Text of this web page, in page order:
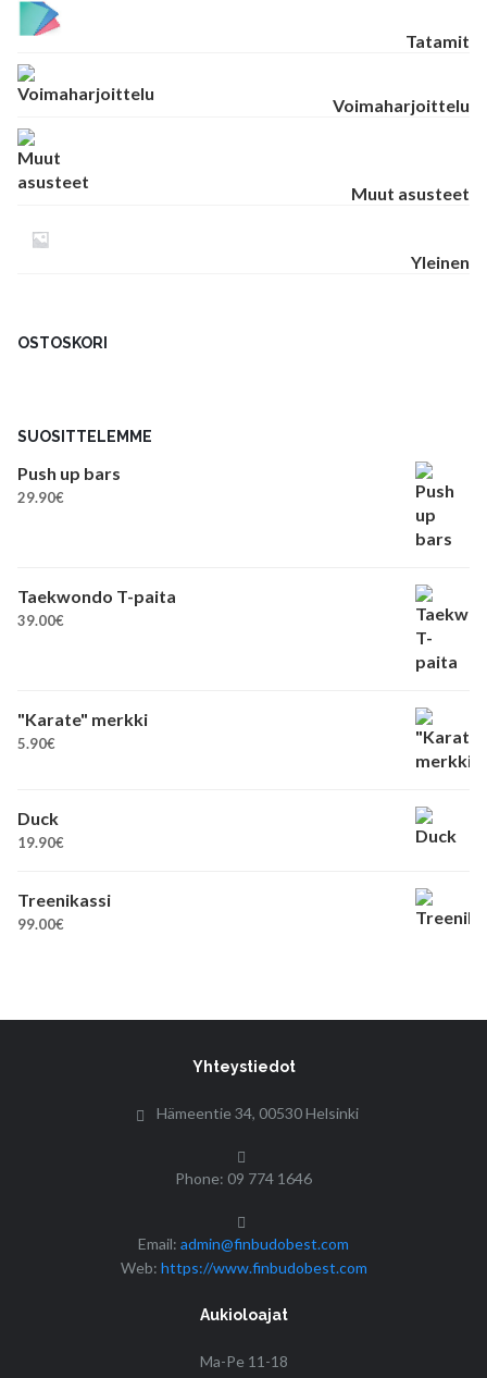
Tatamit
Voimaharjoittelu
Muut asusteet
Yleinen
OSTOSKORI
SUOSITTELEMME
Push up bars
29.90€
Taekwondo T-paita
39.00€
"Karate" merkki
5.90€
Duck
19.90€
Treenikassi
99.00€
Yhteystiedot
Hämeentie 34, 00530 Helsinki
Phone: 09 774 1646
Email: admin@finbudobest.com
Web: https://www.finbudobest.com
Aukioloajat
Ma-Pe 11-18